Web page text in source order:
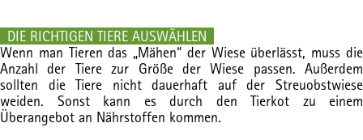
DIE RICHTIGEN TIERE AUSWÄHLEN
Wenn man Tieren das „Mähen“ der Wiese überlässt, muss die
Anzahl der Tiere zur Größe der Wiese passen. Außerdem
sollten die Tiere nicht dauerhaft auf der Streuobstwiese
weiden. Sonst kann es durch den Tierkot zu einem
Überangebot an Nährstoffen kommen.